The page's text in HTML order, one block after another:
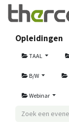
Opleidingen
TAAL
B/W
Webinar